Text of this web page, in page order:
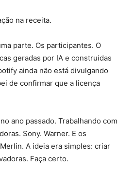
na receita.
parte. Os participantes. O
geradas por IA e construídas
ainda não está divulgando
de confirmar que a licença
ano passado. Trabalhando com
Sony. Warner. E os
A ideia era simples: criar
Faça certo.